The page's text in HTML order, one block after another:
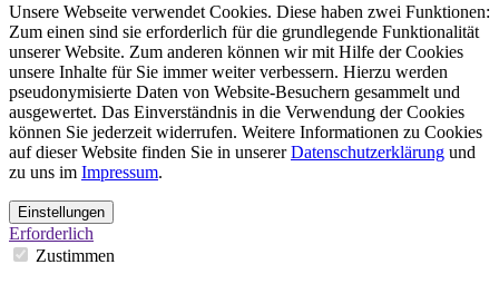
Unsere Webseite verwendet Cookies. Diese haben zwei Funktionen:
Zum einen sind sie erforderlich für die grundlegende Funktionalität
unserer Website. Zum anderen können wir mit Hilfe der Cookies
unsere Inhalte für Sie immer weiter verbessern. Hierzu werden
pseudonymisierte Daten von Website-Besuchern gesammelt und
ausgewertet. Das Einverständnis in die Verwendung der Cookies
können Sie jederzeit widerrufen. Weitere Informationen zu Cookies
auf dieser Website finden Sie in unsererDatenschutzerklärung und
zu uns im Impressum.
Einstellungen
Erforderlich
Zustimmen